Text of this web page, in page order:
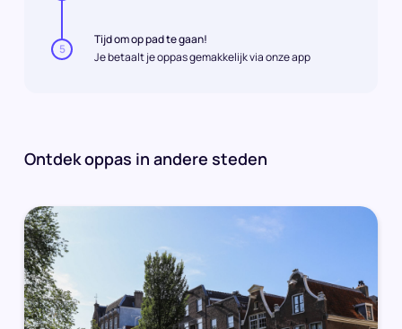
5
Tijd om op pad te gaan!
Je betaalt je oppas gemakkelijk via onze app
Ontdek oppas in andere steden